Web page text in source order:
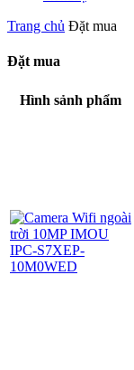
Trang chủ Đặt mua
Đặt mua
Hình sảnh phẩm